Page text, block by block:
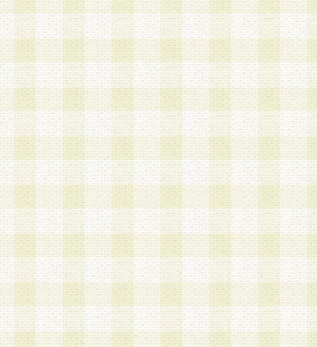
a.既に登録されている会員と同一のメールアドレ
録する場合
b.本サービスと同様のサービスを提供している企
業に従事していると思われる本人またはその家族
場合
c.その他当社が不適切と判断する場合
2.当社は、会員登録希望者を会員として承認する
した 場合、会員登録希望者による会員登録手続
による承認後の場合であっても、会員登録の取り
の抹消を、当社が適切と判 断する方法・手段に
とができるものとします。
3.会員登録希望者が18歳未満、成年被後見人、被
人 である場合は、親権者などの法定代理人の同
録を行うものとします。なお、義務教育学齢に該
者については、登録時に 当社が別途定める方法
権者による承認手続きを行うものとします。
第3条 会員の登録方法